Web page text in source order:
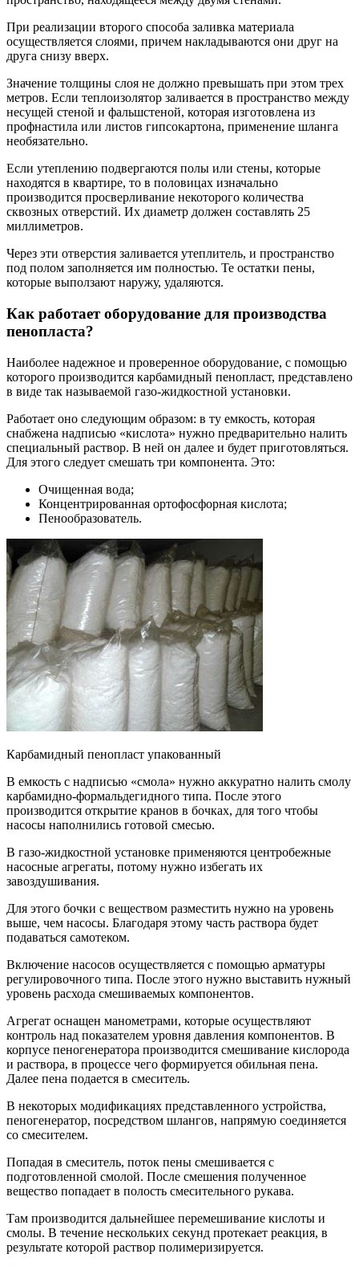
При реализации второго способа заливка материала
осуществляется слоями, причем накладываются они друг на
друга снизу вверх.
Значение толщины слоя не должно превышать при этом трех
метров. Если теплоизолятор заливается в пространство между
несущей стеной и фальшстеной, которая изготовлена из
профнастила или листов гипсокартона, применение шланга
необязательно.
Если утеплению подвергаются полы или стены, которые
находятся в квартире, то в половицах изначально
производится просверливание некоторого количества
сквозных отверстий. Их диаметр должен составлять 25
миллиметров.
Через эти отверстия заливается утеплитель, и пространство
под полом заполняется им полностью. Те остатки пены,
которые выползают наружу, удаляются.
Как работает оборудование для производства
пенопласта?
Наиболее надежное и проверенное оборудование, с помощью
которого производится карбамидный пенопласт, представлено
в виде так называемой газо-жидкостной установки.
Работает оно следующим образом: в ту емкость, которая
снабжена надписью «кислота» нужно предварительно налить
специальный раствор. В ней он далее и будет приготовляться.
Для этого следует смешать три компонента. Это:
Очищенная вода;
Концентрированная ортофосфорная кислота;
Пенообразователь.
Карбамидный пенопласт упакованный
В емкость с надписью «смола» нужно аккуратно налить смолу
карбамидно-формальдегидного типа. После этого
производится открытие кранов в бочках, для того чтобы
насосы наполнились готовой смесью.
В газо-жидкостной установке применяются центробежные
насосные агрегаты, потому нужно избегать их
завоздушивания.
Для этого бочки с веществом разместить нужно на уровень
выше, чем насосы. Благодаря этому часть раствора будет
подаваться самотеком.
Включение насосов осуществляется с помощью арматуры
регулировочного типа. После этого нужно выставить нужный
уровень расхода смешиваемых компонентов.
Агрегат оснащен манометрами, которые осуществляют
контроль над показателем уровня давления компонентов. В
корпусе пеногенератора производится смешивание кислорода
и раствора, в процессе чего формируется обильная пена.
Далее пена подается в смеситель.
В некоторых модификациях представленного устройства,
пеногенератор, посредством шлангов, напрямую соединяется
со смесителем.
Попадая в смеситель, поток пены смешивается с
подготовленной смолой. После смешения полученное
вещество попадает в полость смесительного рукава.
Там производится дальнейшее перемешивание кислоты и
смолы. В течение нескольких секунд протекает реакция, в
результате которой раствор полимеризируется.